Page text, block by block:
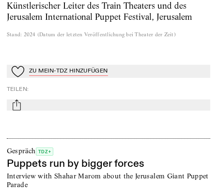
Künstlerischer Leiter des Train Theaters und des
Jerusalem International Puppet Festival, Jerusalem
Stand: 2024 (Datum der letzten Veröffentlichung bei Theater der Zeit )
Zu Mein-TdZ hinzufügen
ZU MEIN-TDZ HINZUFÜGEN
TEILEN:
mail
Gespräch TDZ+
Puppets run by bigger forces
Interview with Shahar Marom about the Jerusalem Giant Puppet
Parade